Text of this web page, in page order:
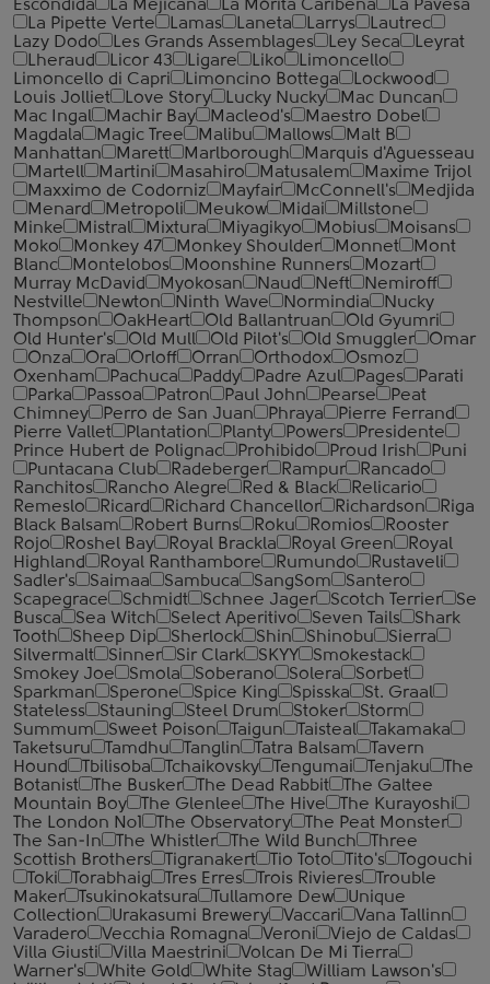
Escondida
La Mejicana La Morita Caribena
La Pavesa
La Pipette Verte
Lamas Laneta Larrys
Lautrec
Lazy Dodo
Les Grands Assemblages Ley Seca
Leyrat
Lheraud
Licor 43 Ligare Liko
Limoncello
Limoncello di Capri
Limoncino Bottega
Lockwood
Louis Jolliet
Love Story Lucky Nucky
Mac Duncan
Mac Ingal
Machir Bay Macleod's
Maestro Dobel
Magdala
Magic Tree Malibu Mallows
Malt B
Manhattan
Marett Marlborough
Marquis d'Aguesseau
Martell
Martini Masahiro Matusalem
Maxime Trijol
Maxximo de Codorniz
Mayfair McConnell's
Medjida
Menard
Metropoli Meukow Midai
Millstone
Minke
Mistral Mixtura Miyagikyo Mobius
Moisans
Moko
Monkey 47 Monkey Shoulder Monnet
Mont
Blanc
Montelobos Moonshine Runners
Mozart
Murray McDavid
Myokosan Naud Neft
Nemiroff
Nestville
Newton Ninth Wave Normindia
Nucky
Thompson
OakHeart Old Ballantruan
Old Gyumri
Old Hunter's
Old Mull Old Pilot's Old Smuggler
Omar
Onza
Ora Orloff Orran Orthodox
Osmoz
Oxenham
Pachuca Paddy Padre Azul Pages
Parati
Parka
Passoa Patron Paul John Pearse
Peat
Chimney
Perro de San Juan Phraya
Pierre Ferrand
Pierre Vallet
Plantation Planty Powers
Presidente
Prince Hubert de Polignac
Prohibido Proud Irish
Puni
Puntacana Club
Radeberger Rampur
Rancado
Ranchitos
Rancho Alegre Red & Black
Relicario
Remeslo
Ricard Richard Chancellor Richardson
Riga
Black Balsam
Robert Burns Roku Romios
Rooster
Rojo
Roshel Bay Royal Brackla Royal Green
Royal
Highland
Royal Ranthambore Rumundo
Rustaveli
Sadler's
Saimaa Sambuca SangSom
Santero
Scapegrace
Schmidt Schnee Jager Scotch Terrier
Se
Busca
Sea Witch Select Aperitivo Seven Tails
Shark
Tooth
Sheep Dip Sherlock Shin Shinobu
Sierra
Silvermalt
Sinner Sir Clark SKYY
Smokestack
Smokey Joe
Smola Soberano Solera
Sorbet
Sparkman
Sperone Spice King Spisska
St. Graal
Stateless
Stauning Steel Drum Stoker
Storm
Summum
Sweet Poison Taigun Taisteal
Takamaka
Taketsuru
Tamdhu Tanglin Tatra Balsam
Tavern
Hound
Tbilisoba Tchaikovsky Tengumai Tenjaku
The
Botanist
The Busker The Dead Rabbit
The Galtee
Mountain Boy
The Glenlee The Hive
The Kurayoshi
The London №1
The Observatory
The Peat Monster
The San-In
The Whistler The Wild Bunch
Three
Scottish Brothers
Tigranakert Tio Toto Tito's
Togouchi
Toki
Torabhaig Tres Erres Trois Rivieres
Trouble
Maker
Tsukinokatsura Tullamore Dew
Unique
Collection
Urakasumi Brewery Vaccari
Vana Tallinn
Varadero
Vecchia Romagna Veroni
Viejo de Caldas
Villa Giusti
Villa Maestrini
Volcan De Mi Tierra
Warner's
White Gold White Stag
William Lawson's